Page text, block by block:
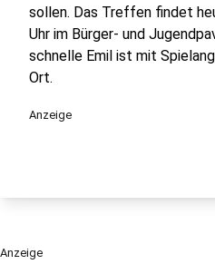
sollen. Das Treffen findet
Uhr im Bürger- und
schnelle Emil ist mit
Ort.
Anzeige
Anzeige